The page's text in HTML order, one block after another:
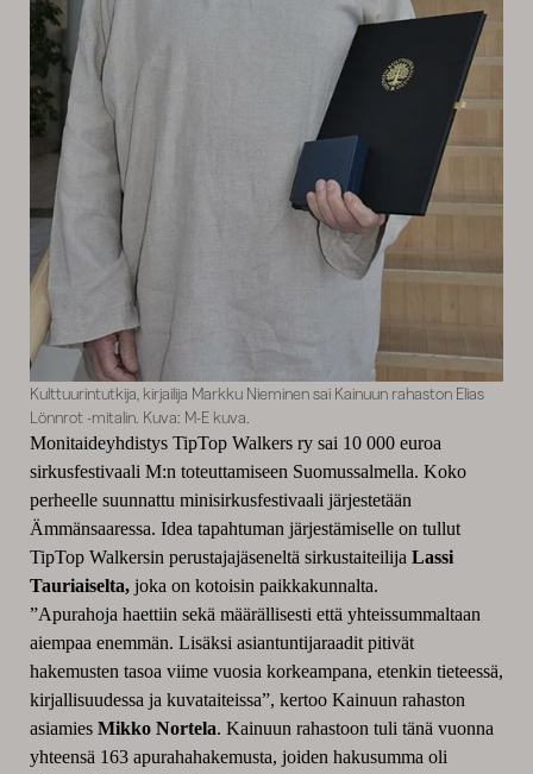
Kulttuurintutkija, kirjailija Markku Nieminen sai Kainuun rahaston Elias
Lönnrot -mitalin. Kuva: M-E kuva.
Monitaideyhdistys TipTop Walkers ry sai 10 000 euroa
sirkusfestivaali M:n toteuttamiseen Suomussalmella. Koko
perheelle suunnattu minisirkusfestivaali järjestetään
Ämmänsaaressa. Idea tapahtuman järjestämiselle on tullut
TipTop Walkersin perustajajäseneltä sirkustaiteilija Lassi
Tauriaiselta,joka on kotoisin paikkakunnalta.
”Apurahoja haettiin sekä määrällisesti että yhteissummaltaan
aiempaa enemmän. Lisäksi asiantuntijaraadit pitivät
hakemusten tasoa viime vuosia korkeampana, etenkin tieteessä,
kirjallisuudessa ja kuvataiteissa”, kertoo Kainuun rahaston
asiamies Mikko Nortela. Kainuun rahastoon tuli tänä vuonna
yhteensä 163 apurahahakemusta, joiden hakusumma oli